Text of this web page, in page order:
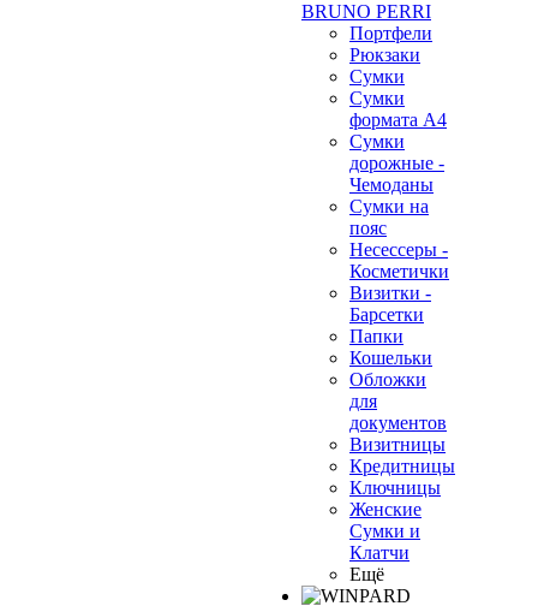
BRUNO PERRI
Портфели
Рюкзаки
Сумки
Сумки
формата А4
Сумки
дорожные -
Чемоданы
Сумки на
пояс
Несессеры -
Косметички
Визитки -
Барсетки
Папки
Кошельки
Обложки
для
документов
Визитницы
Кредитницы
Ключницы
Женские
Сумки и
Клатчи
Ещё